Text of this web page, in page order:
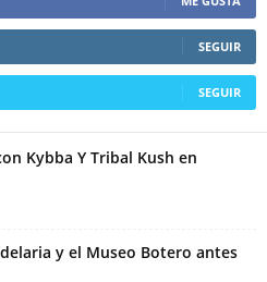
SEGUIR
SEGUIR
Kybba Y Tribal Kush en
y el Museo Botero antes